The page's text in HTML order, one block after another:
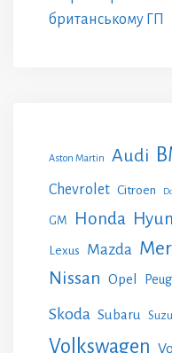
британському ГП
Aston Martin Audi
Chevrolet Citroen
GM Honda
Lexus Mazda
Nissan Opel
Skoda Subaru
Volkswagen